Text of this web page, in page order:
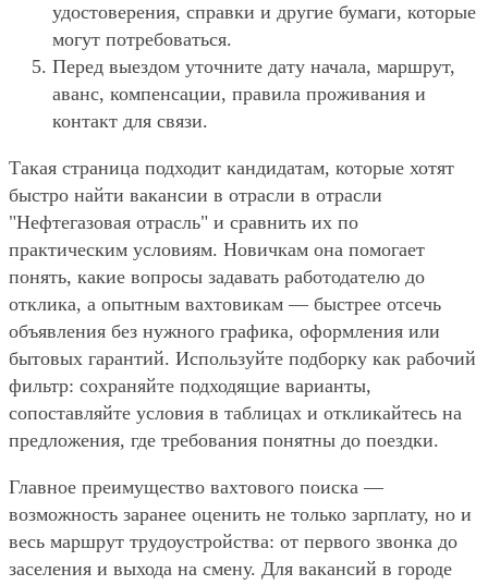
удостоверения, справки и другие бумаги, которые
могут потребоваться.
Перед выездом уточните дату начала, маршрут,
аванс, компенсации, правила проживания и
контакт для связи.
Такая страница подходит кандидатам, которые хотят
быстро найти вакансии в отрасли в отрасли
"Нефтегазовая отрасль" и сравнить их по
практическим условиям. Новичкам она помогает
понять, какие вопросы задавать работодателю до
отклика, а опытным вахтовикам — быстрее отсечь
объявления без нужного графика, оформления или
бытовых гарантий. Используйте подборку как рабочий
фильтр: сохраняйте подходящие варианты,
сопоставляйте условия в таблицах и откликайтесь на
предложения, где требования понятны до поездки.
Главное преимущество вахтового поиска —
возможность заранее оценить не только зарплату, но и
весь маршрут трудоустройства: от первого звонка до
заселения и выхода на смену. Для вакансий в городе